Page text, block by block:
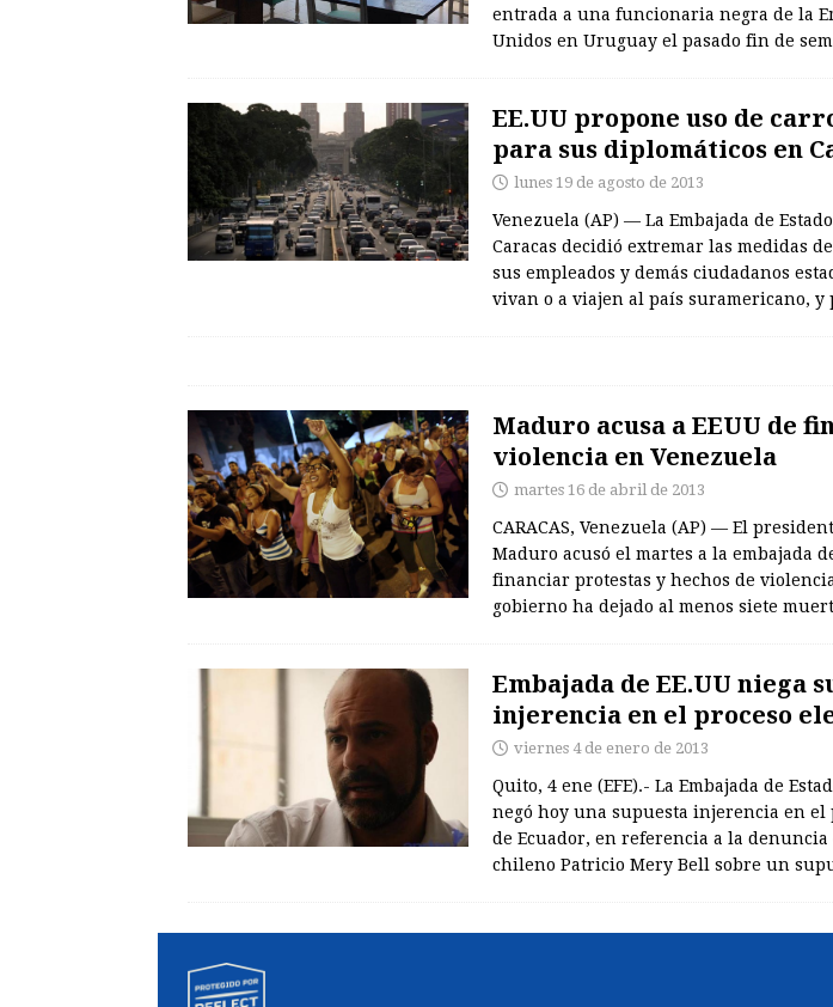
entrada a una funcionaria negra de la
Unidos en Uruguay el pasado fin de
EE.UU propone uso de
para sus diplomáticos en
lunes 19 de agosto de 2013
Venezuela (AP) — La Embajada de
Caracas decidió extremar las medidas
sus empleados y demás ciudadanos
vivan o a viajen al país suramericano, y
Maduro acusa a EEUU de
violencia en Venezuela
martes 16 de abril de 2013
CARACAS, Venezuela (AP) — El
Maduro acusó el martes a la embajada
financiar protestas y hechos de
gobierno ha dejado al menos siete
Embajada de EE.UU niega
injerencia en el proceso
viernes 4 de enero de 2013
Quito, 4 ene (EFE).- La Embajada de
negó hoy una supuesta injerencia en el
de Ecuador, en referencia a la
chileno Patricio Mery Bell sobre un